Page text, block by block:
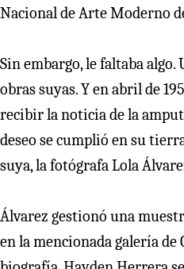
Nacional de Arte Moderno
Sin embargo, le faltaba
obras suyas. Y en abril de
recibir la noticia de la
deseo se cumplió en su
suya, la fotógrafa Lola
Álvarez gestionó una
en la mencionada galería de